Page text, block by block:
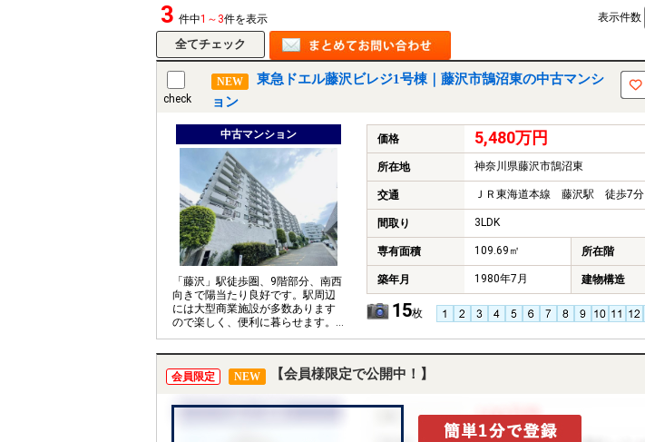
3 件中1～3件を表示 表示件数
check
NEW
東急ドエル藤沢ビレジ1号棟｜藤沢市鵠沼東の中古マンシ
ョン
中古マンション
「藤沢」駅徒歩圏、9階部分、南西
向きで陽当たり良好です。駅周辺
には大型商業施設が多数あります
ので楽しく、便利に暮らせます。
2026.6リフォーム完了していま
価格 5,480万円
所在地 神奈川県藤沢市鵠沼東
交通 ＪＲ東海道本線 藤沢駅 徒歩7分
間取り 3LDK
専有面積 109.69㎡ 所在階
築年月 1980年7月 建物構造
15枚
会員限定 NEW 【会員様限定で公開中！】